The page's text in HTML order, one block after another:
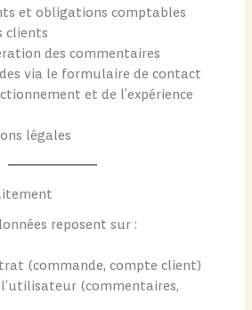
et obligations comptables
clients
des commentaires
via le formulaire de contact
et de l’expérience
légales
reposent sur :
(commande, compte client)
(commentaires,